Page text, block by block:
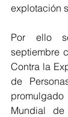
explotación
Por ello
septiembre
Contra la
de
Mundial